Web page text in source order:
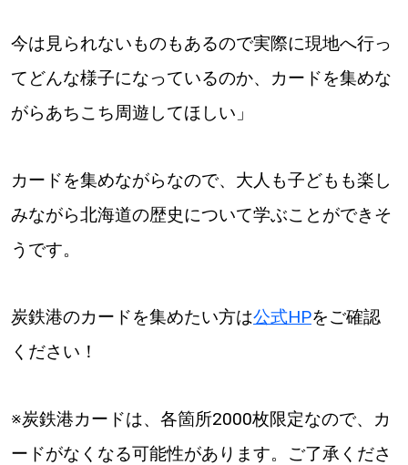
今は見られないものもあるので実際に現地へ行っ
てどんな様子になっているのか、カードを集めな
がらあちこち周遊してほしい」
カードを集めながらなので、大人も子どもも楽し
みながら北海道の歴史について学ぶことができそ
うです。
炭鉄港のカードを集めたい方は公式HPをご確認
ください！
※炭鉄港カードは、各箇所2000枚限定なので、カ
ードがなくなる可能性があります。ご了承くださ